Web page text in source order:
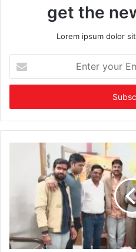
get the
Lorem ipsum dolor
your
Email